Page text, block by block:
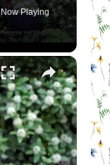
Now Playing
×